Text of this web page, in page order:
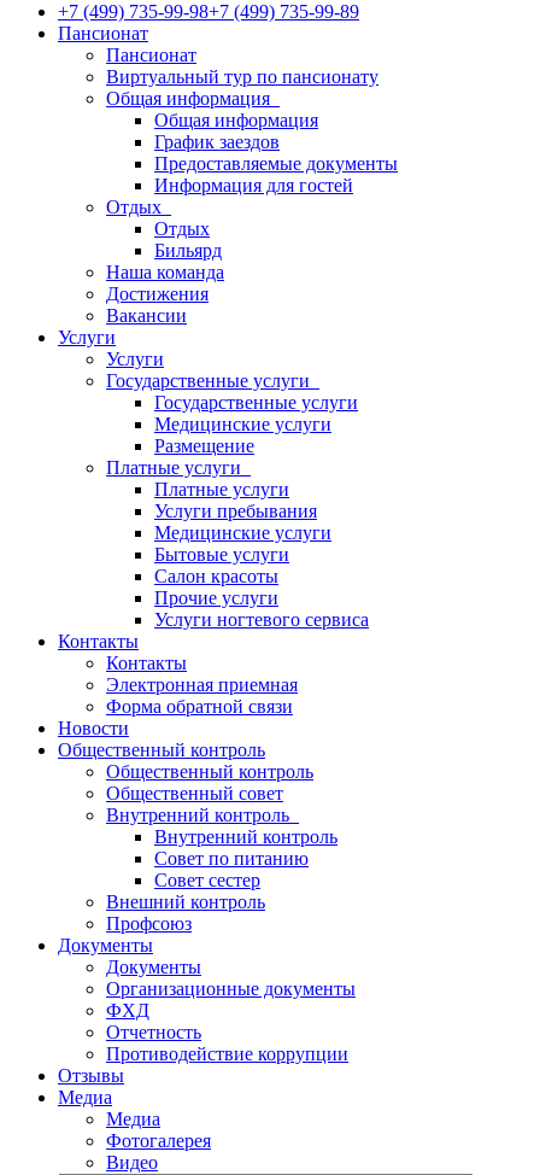
+7 (499) 735-99-98+7 (499) 735-99-89
Пансионат
Пансионат
Виртуальный тур по пансионату
Общая информация
Общая информация
График заездов
Предоставляемые документы
Информация для гостей
Отдых
Отдых
Бильярд
Наша команда
Достижения
Вакансии
Услуги
Услуги
Государственные услуги
Государственные услуги
Медицинские услуги
Размещение
Платные услуги
Платные услуги
Услуги пребывания
Медицинские услуги
Бытовые услуги
Салон красоты
Прочие услуги
Услуги ногтевого сервиса
Контакты
Контакты
Электронная приемная
Форма обратной связи
Новости
Общественный контроль
Общественный контроль
Общественный совет
Внутренний контроль
Внутренний контроль
Совет по питанию
Совет сестер
Внешний контроль
Профсоюз
Документы
Документы
Организационные документы
ФХД
Отчетность
Противодействие коррупции
Отзывы
Медиа
Медиа
Фотогалерея
Видео